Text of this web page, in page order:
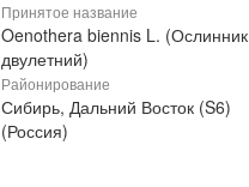
Принятое название
Oenothera biennis L. (Ослинник
двулетний)
Районирование
Сибирь, Дальний Восток (S6)
(Россия)